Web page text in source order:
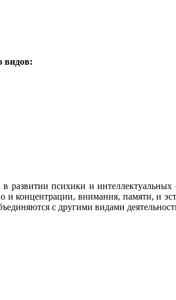
видов:
психики и интеллектуальных
и концентрации, внимания, памяти, и
с другими видами